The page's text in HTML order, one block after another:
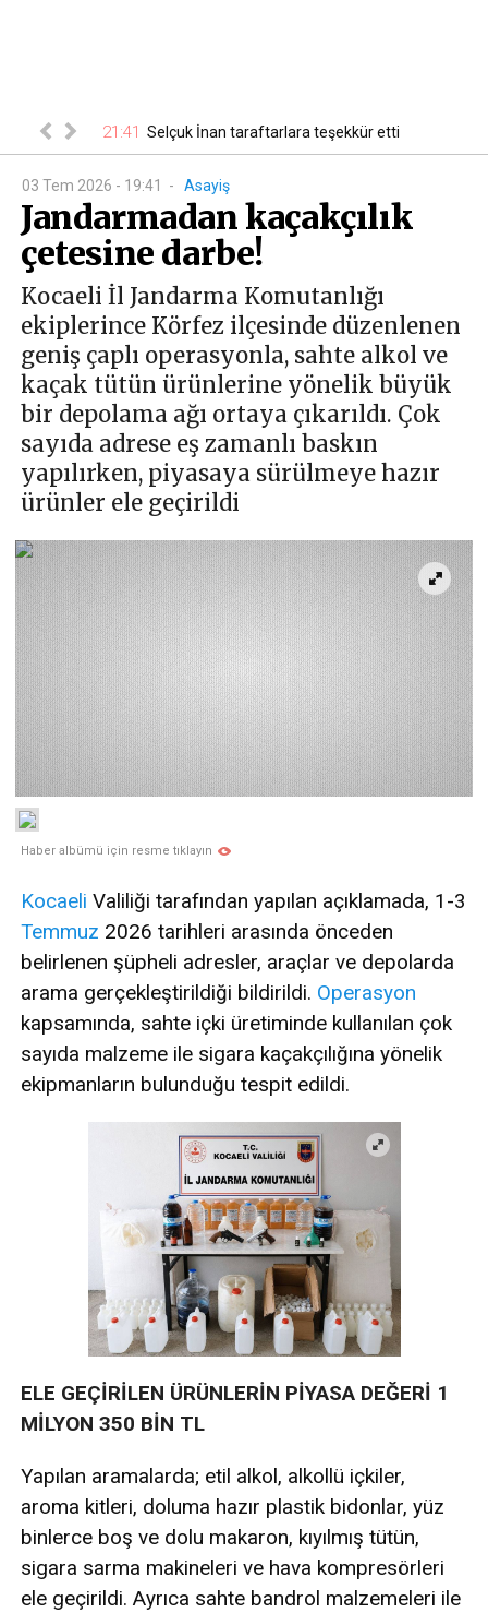
belli oldu 21:41 Selçuk İnan taraftarlara teşekkür etti
03 Tem 2026 - 19:41 - Asayiş
Jandarmadan kaçakçılık
çetesine darbe!
Kocaeli İl Jandarma Komutanlığı
ekiplerince Körfez ilçesinde düzenlenen
geniş çaplı operasyonla, sahte alkol ve
kaçak tütün ürünlerine yönelik büyük
bir depolama ağı ortaya çıkarıldı. Çok
sayıda adrese eş zamanlı baskın
yapılırken, piyasaya sürülmeye hazır
ürünler ele geçirildi
Haber albümü için resme tıklayın
Kocaeli Valiliği tarafından yapılan açıklamada, 1-3
Temmuz 2026 tarihleri arasında önceden
belirlenen şüpheli adresler, araçlar ve depolarda
arama gerçekleştirildiği bildirildi. Operasyon
kapsamında, sahte içki üretiminde kullanılan çok
sayıda malzeme ile sigara kaçakçılığına yönelik
ekipmanların bulunduğu tespit edildi.
ELE GEÇİRİLEN ÜRÜNLERİN PİYASA DEĞERİ 1
MİLYON 350 BİN TL
Yapılan aramalarda; etil alkol, alkollü içkiler,
aroma kitleri, doluma hazır plastik bidonlar, yüz
binlerce boş ve dolu makaron, kıyılmış tütün,
sigara sarma makineleri ve hava kompresörleri
ele geçirildi. Ayrıca sahte bandrol malzemeleri ile